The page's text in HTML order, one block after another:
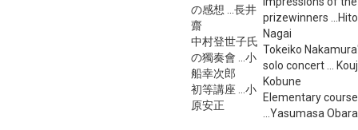
の感想 ...長井
齋
中村登世子氏
の獨奏會 ...小
船幸次郎
初等講座 ...小
原安正
prizewinners
Nagai
Tokeiko
solo concert ...
Kobune
Elementary course
...Yasumasa Obara